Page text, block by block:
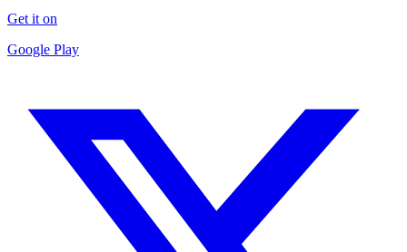
Get it on
Google Play